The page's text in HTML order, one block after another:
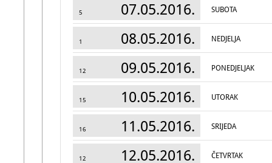
5 07.05.2016. SUBOTA
1 08.05.2016. NEDJELJA
12 09.05.2016. PONEDJELJAK
15 10.05.2016. UTORAK
16 11.05.2016. SRIJEDA
12 12.05.2016. ČETVRTAK